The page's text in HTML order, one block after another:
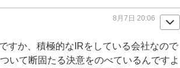
8月7日 20:06
すか、積極的な IRをしている会社なので
いて断固たる決意をのべているんですよ